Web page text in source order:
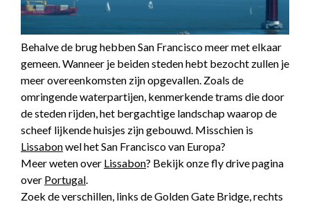
Behalve de brug hebben San Francisco meer met elkaar
gemeen. Wanneer je beiden steden hebt bezocht zullen je
meer overeenkomsten zijn opgevallen. Zoals de
omringende waterpartijen, kenmerkende trams die door
de steden rijden, het bergachtige landschap waarop de
scheef lijkende huisjes zijn gebouwd. Misschien is
Lissabonwel het San Francisco van Europa?
Meer weten over Lissabon? Bekijk onze fly drive pagina
over Portugal.
Zoek de verschillen, links de Golden Gate Bridge, rechts